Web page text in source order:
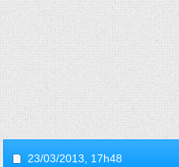
23/03/2013, 17h48